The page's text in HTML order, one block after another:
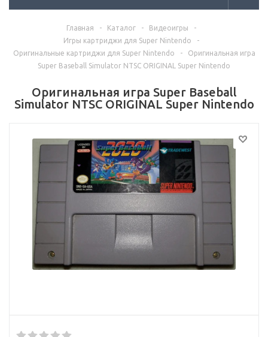
Главная - Каталог - Видеоигры
-
Игры картриджи для Super Nintendo
-
Оригинальные картриджи для Super Nintendo
-
Оригинальная игра
Super Baseball Simulator NTSC ORIGINAL Super Nintendo
Оригинальная игра Super Baseball
Simulator NTSC ORIGINAL Super Nintendo